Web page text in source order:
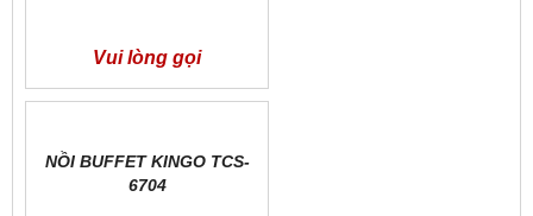
Vui lòng gọi
NỒI BUFFET KINGO TCS-
6704